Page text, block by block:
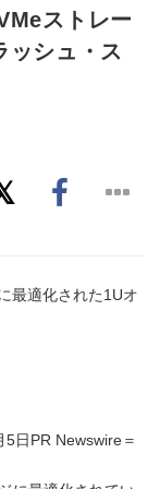
ストレー
ッシュ・ス
最適化された1Uオ
5日PR Newswire＝